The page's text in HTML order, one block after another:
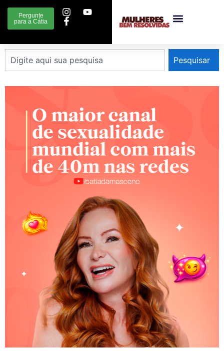
Pergunte
para a Cátia
Pesquisar